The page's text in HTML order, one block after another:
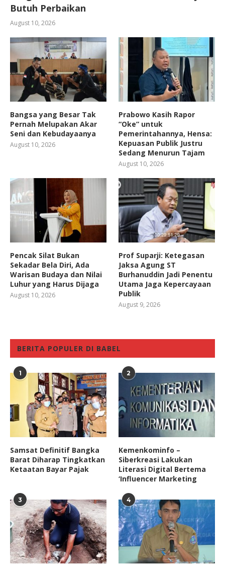
Butuh Perbaikan
August 10, 2026
Bangsa yang Besar Tak
Pernah Melupakan Akar
Seni dan Kebudayaanya
August 10, 2026
Prabowo Kasih Rapor
“Oke” untuk
Pemerintahannya, Hensa:
Kepuasan Publik Justru
Sedang Menurun Tajam
August 10, 2026
Pencak Silat Bukan
Sekadar Bela Diri, Ada
Warisan Budaya dan Nilai
Luhur yang Harus Dijaga
August 10, 2026
Prof Suparji: Ketegasan
Jaksa Agung ST
Burhanuddin Jadi Penentu
Utama Jaga Kepercayaan
Publik
August 9, 2026
BERITA POPULER DI BABEL
1
Samsat Definitif Bangka
Barat Diharap Tingkatkan
Ketaatan Bayar Pajak
2
Kemenkominfo –
Siberkreasi Lakukan
Literasi Digital Bertema
‘Influencer Marketing
3 4